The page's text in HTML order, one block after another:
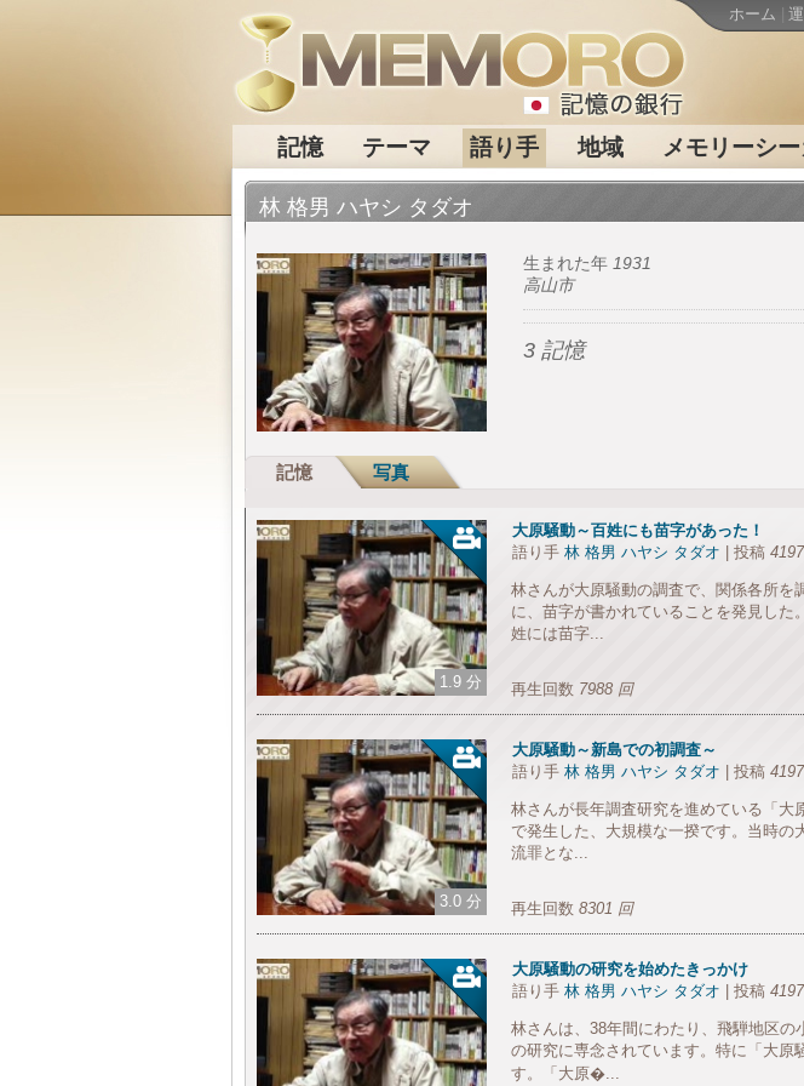
記憶 テーマ 語り手 地域 メモリーシ
ホーム
林 格男 ハヤシ タダオ
生まれた年 1931
高山市
3 記憶
記憶 写真
1.9 分
大原騒動～百姓にも苗字があった！
語り手 林 格男 ハヤシ タダオ | 投稿
林さんが大原騒動の調査で、関係各所を
に、苗字が書かれていることを発見した
姓には苗字...
再生回数 7988 回
3.0 分
大原騒動～新島での初調査～
語り手 林 格男 ハヤシ タダオ | 投稿
林さんが長年調査研究を進めている「大
で発生した、大規模な一揆です。当時の
流罪とな...
再生回数 8301 回
大原騒動の研究を始めたきっかけ
語り手 林 格男 ハヤシ タダオ | 投稿
林さんは、38年間にわたり、飛騨地区の
の研究に専念されています。特に「大原
す。「大原�...